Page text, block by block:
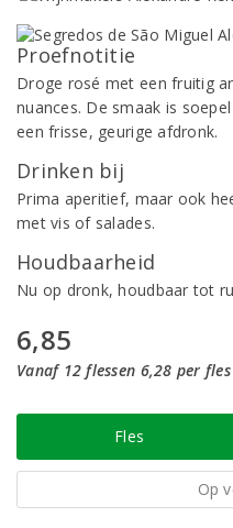
Proefnotitie
Droge rosé met een fruitig
nuances. De smaak is
een frisse, geurige afdronk.
Drinken bij
Prima aperitief, maar ook
met vis of salades.
Houdbaarheid
Nu op dronk, houdbaar tot
6,85
Vanaf 12 flessen 6,28 per fles
Fles
Op